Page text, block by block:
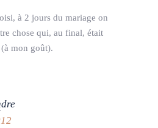
à 2 jours du mariage on
chose qui, au final, était
mon goût).